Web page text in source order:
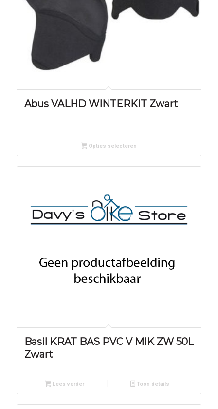
Abus VALHD WINTERKIT Zwart
Opties selecteren
Basil KRAT BAS PVC V MIK ZW 50L
Zwart
Lees verder Toon details